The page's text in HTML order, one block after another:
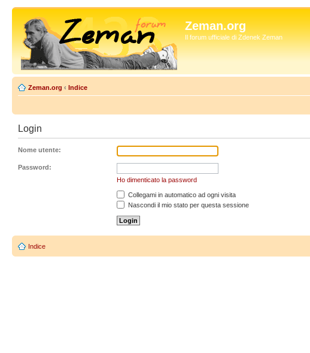
Zeman.org
Il forum ufficiale di Zdenek Zeman
Zeman.org ‹ Indice
Login
Nome utente:
Password:
Ho dimenticato la password
Collegami in automatico ad ogni visita
Nascondi il mio stato per questa sessione
Indice